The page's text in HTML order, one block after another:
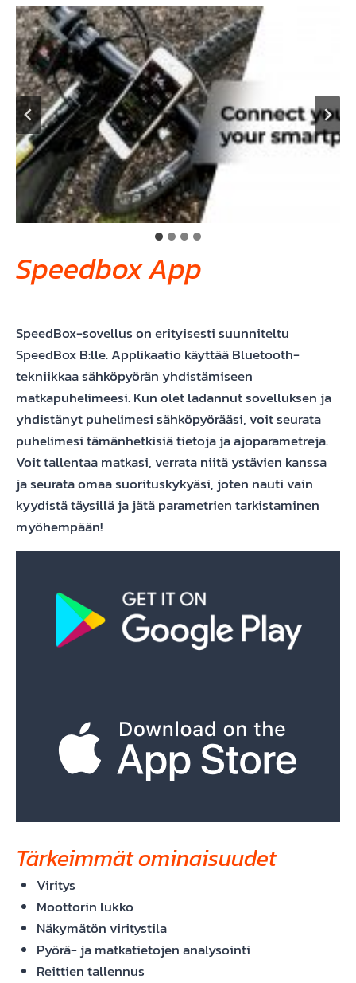
Speedbox App
SpeedBox-sovellus on erityisesti suunniteltu
SpeedBox B:lle. Applikaatio käyttää Bluetooth-
tekniikkaa sähköpyörän yhdistämiseen
matkapuhelimeesi. Kun olet ladannut sovelluksen ja
yhdistänyt puhelimesi sähköpyörääsi, voit seurata
puhelimesi tämänhetkisiä tietoja ja ajoparametreja.
Voit tallentaa matkasi, verrata niitä ystävien kanssa
ja seurata omaa suorituskykyäsi, joten nauti vain
kyydistä täysillä ja jätä parametrien tarkistaminen
myöhempään!
Tärkeimmät ominaisuudet
Viritys
Moottorin lukko
Näkymätön viritystila
Pyörä- ja matkatietojen analysointi
Reittien tallennus